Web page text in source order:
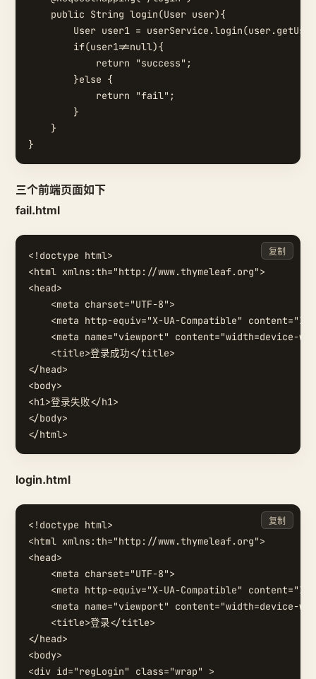
    public String login(User user){
User user1 =
        if(user1!=null){
            return "success";
        }else {
            return "fail";
        }
    }
三个前端页面如下
fail.html
<!doctype html>
<html xmlns:th="http://www.thymeleaf.org">
<head>
    <meta charset="UTF-8">
<meta http-equiv="X-UA-Compatible"
<meta name="viewport" content="width=device-
    <title>登录成功</title>
</head>
<body>
<h1>登录失败</h1>
</body>
复制
login.html
<!doctype html>
<html xmlns:th="http://www.thymeleaf.org">
<head>
    <meta charset="UTF-8">
<meta http-equiv="X-UA-Compatible"
<meta name="viewport" content="width=device-
    <title>登录</title>
</head>
<body>
<div id="regLogin" class="wrap" >
复制